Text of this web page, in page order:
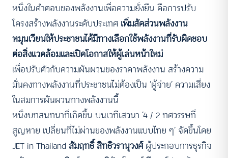
หนึ่งในคำตอบของพลังงานเพื่อความยั่งยืน คือการปรับ
โครงสร้างพลังงานระดับประเทศ เพิ่มสัดส่วนพลังงาน
หมุนเวียนให้ประชาชนได้มีทางเลือกใช้พลังงานที่รับผิดชอบ
ต่อสิ่งแวดล้อมและเปิดโอกาสให้ผู้เล่นหน้าใหม่
เพื่อปรับตัวกับความผันผวนของราคาพลังงาน สร้างความ
มั่นคงทางพลังงานที่ประชาชนไม่ต้องเป็น ‘ผู้จ่าย’ ความเสี่ยง
ในสมการผันผวนทางพลังงานนี้
หนึ่งบทสนทนาที่เกิดขึ้น บนเวทีเสวนา ‘4 / 2 ทศวรรษที่
สูญหาย เปลี่ยนที่ไม่ผ่านของพลังงานแบบไทย ๆ’ จัดขึ้นโดย
JET in Thailand สัมฤทธิ์ สิทธิวรานุวงศ์ผู้ประกอบการธุรกิจ